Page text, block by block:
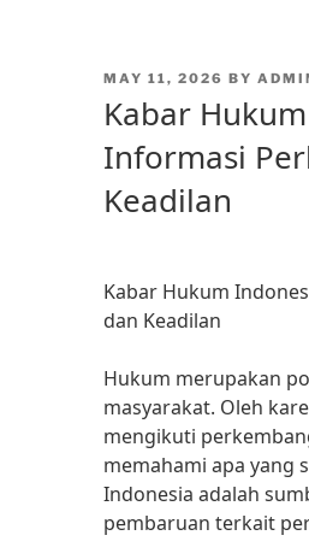
POSTED
MAY 11, 2026 BY
Kabar
Informasi
Keadilan
Kabar Hukum
dan Keadilan
Hukum merupakan
masyarakat. Oleh
mengikuti
memahami apa yang
Indonesia adalah
pembaruan terkait